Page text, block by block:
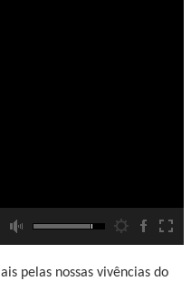
pelas nossas vivências do